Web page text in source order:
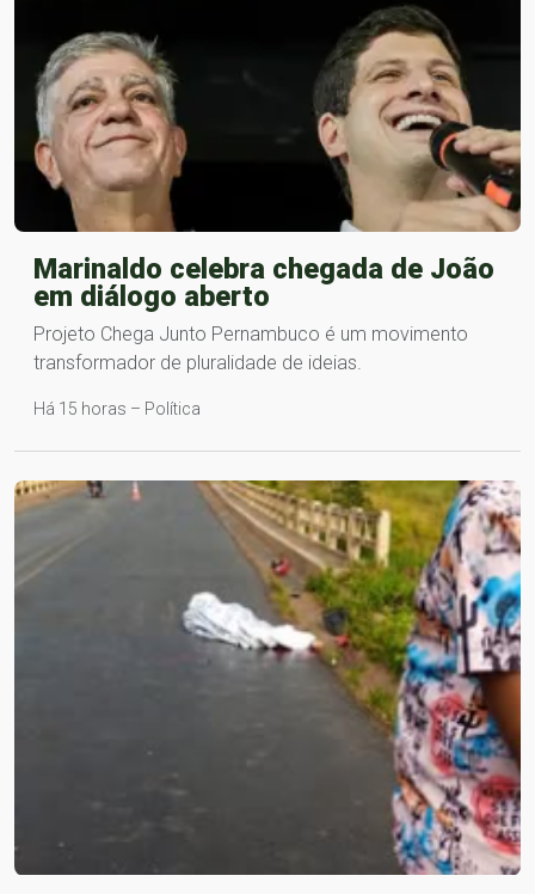
Marinaldo celebra chegada de João
em diálogo aberto
Projeto Chega Junto Pernambuco é um movimento
transformador de pluralidade de ideias.
Há 15 horas – Política